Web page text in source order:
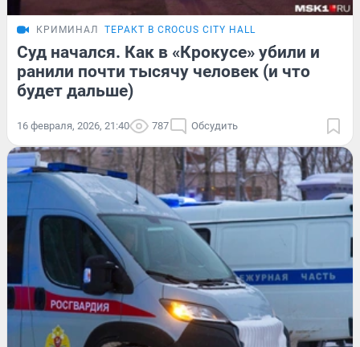
КРИМИНАЛ ТЕРАКТ В CROCUS CITY HALL
Суд начался. Как в «Крокусе» убили и
ранили почти тысячу человек (и что
будет дальше)
16 февраля, 2026, 21:40 787 Обсудить